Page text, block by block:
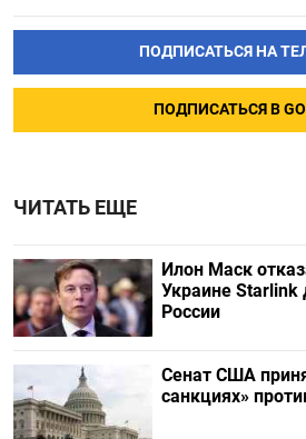
ПОДПИСАТЬСЯ НА
ПОДПИСАТЬСЯ В
ЧИТАТЬ ЕЩЕ
Илон Маск
Украине Starlink
России
Сенат США
санкциях»